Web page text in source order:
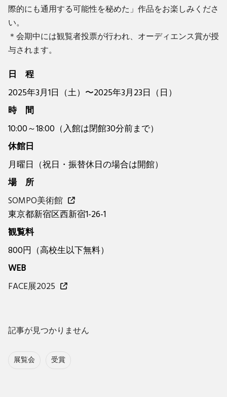
際的にも通用する可能性を秘めた」作品をお楽しみくださ
い。
＊会期中には観覧者投票が行われ、オーディエンス賞が授
与されます。
日 程
2025年3月1日（土）〜2025年3月23日（日）
時 間
10:00～18:00（入館は閉館30分前まで）
休館日
月曜日（祝日・振替休日の場合は開館）
場 所
SOMPO美術館
東京都新宿区西新宿1-26-1
観覧料
800円（高校生以下無料）
WEB
FACE展2025
記事が見つかりません
展覧会 受賞